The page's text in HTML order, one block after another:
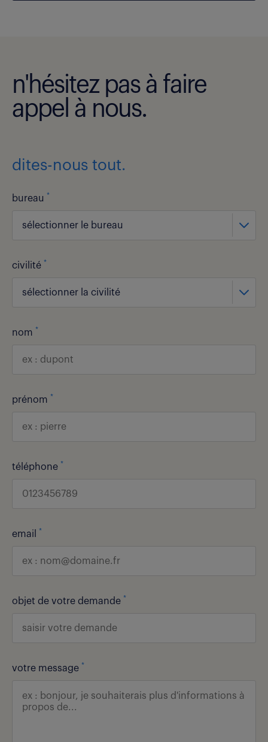
n'hésitez pas à faire
appel à nous.
dites-nous tout.
bureau *
sélectionner le bureau
civilité *
sélectionner la civilité
nom *
prénom *
téléphone *
email *
objet de votre demande *
votre message *